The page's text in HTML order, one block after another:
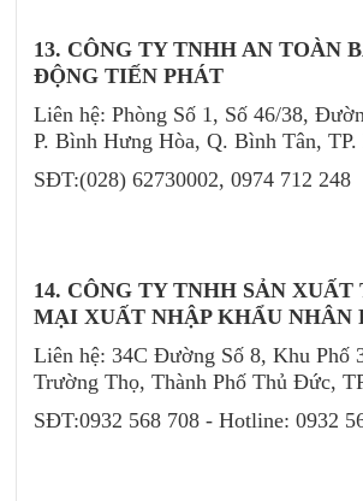
13. CÔNG TY TNHH AN TOÀN
ĐỘNG TIẾN PHÁT
Liên hệ: Phòng Số 1, Số 46/38,
P. Bình Hưng Hòa, Q. Bình Tân,
SĐT:(028) 62730002, 0974 712 248
14. CÔNG TY TNHH SẢN XUẤT
MẠI XUẤT NHẬP KHẨU NHÂN
Liên hệ: 34C Đường Số 8, Khu Phố
Trường Thọ, Thành Phố Thủ Đức,
SĐT:0932 568 708 - Hotline: 0932